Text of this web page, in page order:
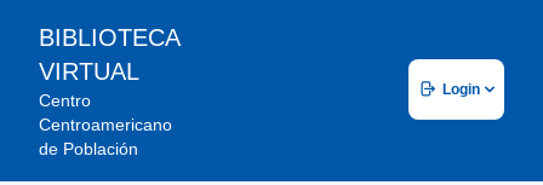
BIBLIOTECA
VIRTUAL
Centro
Centroamericano
de Población
Login